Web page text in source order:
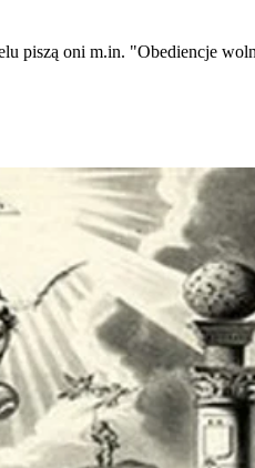
piszą oni m.in. "Obediencje